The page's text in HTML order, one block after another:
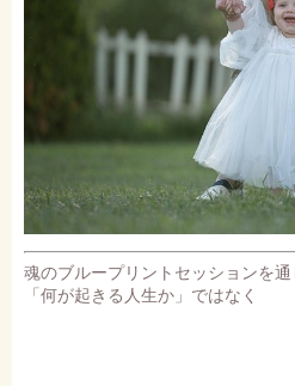
魂のブループリントセッションを
「何が起きる人生か」ではなく